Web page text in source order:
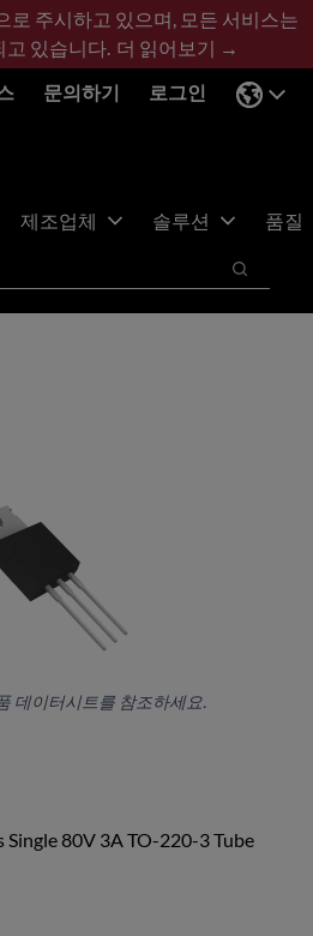
로 주시하고 있으며, 모든 서비스는
고 있습니다. 더 읽어보기 →
문의하기 로그인
제조업체 솔루션
품질
검색
데이터시트를 참조하세요.
Single 80V 3A TO-220-3 Tube